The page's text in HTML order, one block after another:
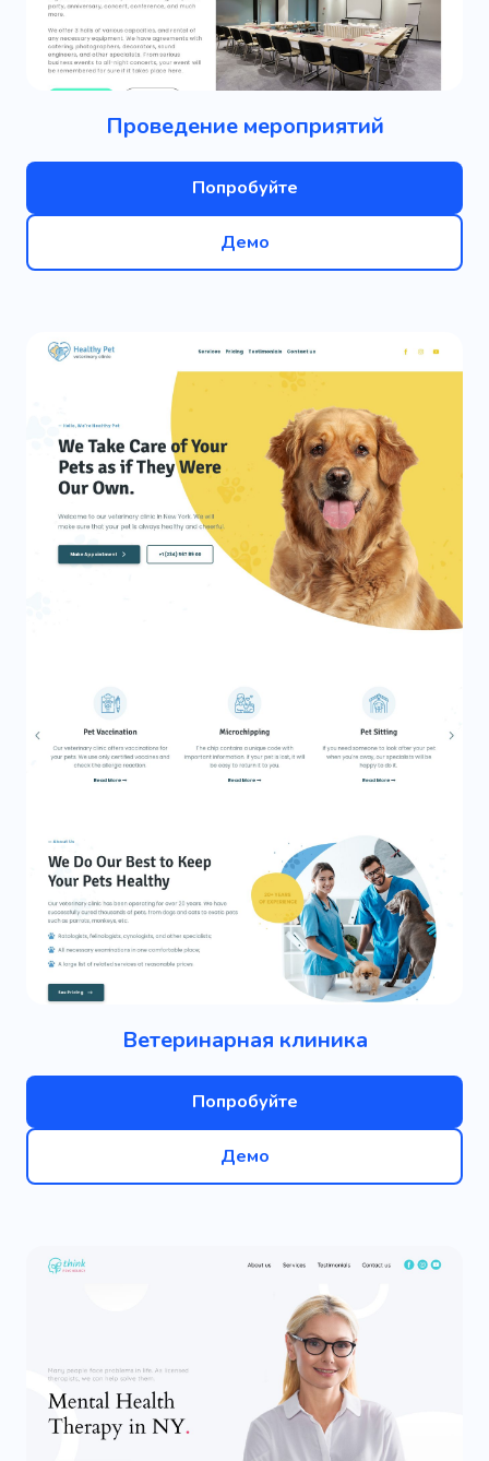
Проведение мероприятий
Попробуйте
Демо
Ветеринарная клиника
Попробуйте
Демо